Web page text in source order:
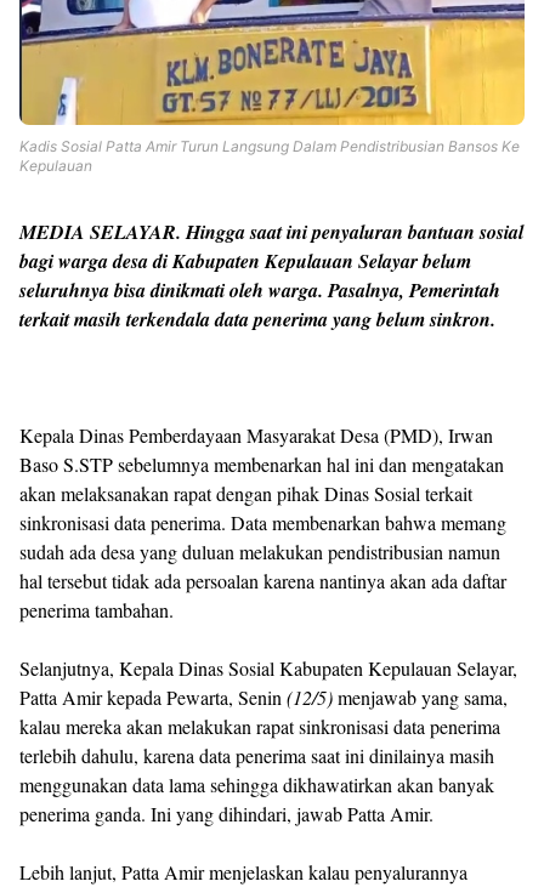
Kadis Sosial Patta Amir Turun Langsung Dalam Pendistribusian Bansos Ke
Kepulauan
MEDIA SELAYAR. Hingga saat ini penyaluran bantuan sosial
bagi warga desa di Kabupaten Kepulauan Selayar belum
seluruhnya bisa dinikmati oleh warga. Pasalnya, Pemerintah
terkait masih terkendala data penerima yang belum sinkron.
Kepala Dinas Pemberdayaan Masyarakat Desa (PMD), Irwan
Baso S.STP sebelumnya membenarkan hal ini dan mengatakan
akan melaksanakan rapat dengan pihak Dinas Sosial terkait
sinkronisasi data penerima. Data membenarkan bahwa memang
sudah ada desa yang duluan melakukan pendistribusian namun
hal tersebut tidak ada persoalan karena nantinya akan ada daftar
penerima tambahan.
Selanjutnya, Kepala Dinas Sosial Kabupaten Kepulauan Selayar,
Patta Amir kepada Pewarta, Senin (12/5)menjawab yang sama,
kalau mereka akan melakukan rapat sinkronisasi data penerima
terlebih dahulu, karena data penerima saat ini dinilainya masih
menggunakan data lama sehingga dikhawatirkan akan banyak
penerima ganda. Ini yang dihindari, jawab Patta Amir.
Lebih lanjut, Patta Amir menjelaskan kalau penyalurannya